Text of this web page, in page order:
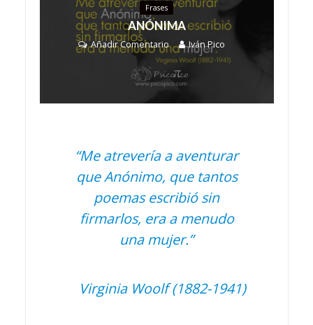
Frases
ANÓNIMA
Añadir Comentario Iván Pico
“Me atrevería a aventurar
que Anónimo, que tantos
poemas escribió sin
firmarlos, era a menudo
una mujer.”
Virginia Woolf (1882-1941)